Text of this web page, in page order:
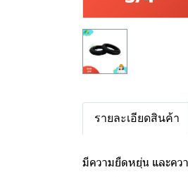
รายละเอียดสินค้า
มีความยืดหยุ่น และค